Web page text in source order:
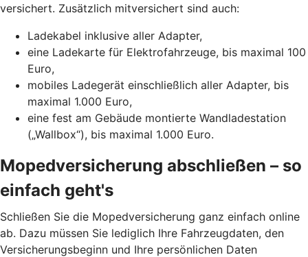
versichert. Zusätzlich mitversichert sind auch:
Ladekabel inklusive aller Adapter,
eine Ladekarte für Elektrofahrzeuge, bis maximal 100
Euro,
mobiles Ladegerät einschließlich aller Adapter, bis
maximal 1.000 Euro,
eine fest am Gebäude montierte Wandladestation
(„Wallbox“), bis maximal 1.000 Euro.
Mopedversicherung abschließen – so
einfach geht's
Schließen Sie die Mopedversicherung ganz einfach online
ab. Dazu müssen Sie lediglich Ihre Fahrzeugdaten, den
Versicherungsbeginn und Ihre persönlichen Daten